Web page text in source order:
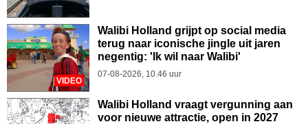
VIDEO
Walibi Holland grijpt op social media
terug naar iconische jingle uit jaren
negentig: 'Ik wil naar Walibi'
07-08-2026, 10.46 uur
Walibi Holland vraagt vergunning aan
voor nieuwe attractie, open in 2027